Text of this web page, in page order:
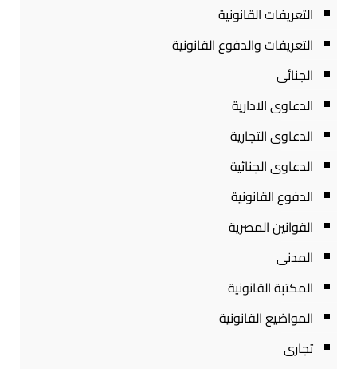
التعريفات القانونية
التعريفات والدفوع القانونية
الجنائى
الدعاوى الادارية
الدعاوى التجارية
الدعاوى الجنائية
الدفوع القانونية
القوانين المصرية
المدنى
المكتبة القانونية
المواضيع القانونية
تجارى